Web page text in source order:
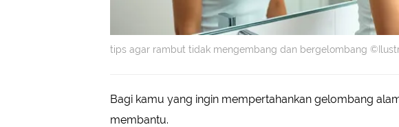
tips agar rambut tidak mengembang dan bergelombang
Bagi kamu yang ingin mempertahankan gelombang
membantu.